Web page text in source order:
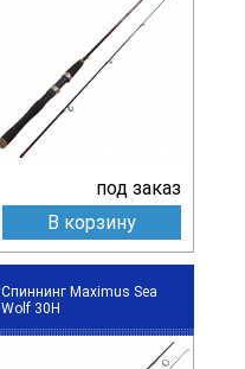
под заказ
В корзину
Спиннинг Maximus Sea
Wolf 30H